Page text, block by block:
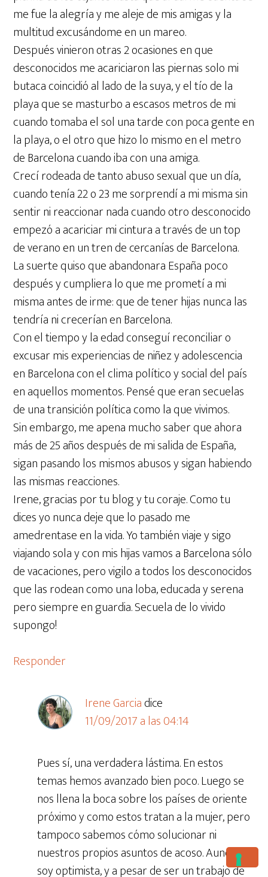
me fue la alegría y me aleje de mis amigas y la
multitud excusándome en un mareo.
Después vinieron otras 2 ocasiones en que
desconocidos me acariciaron las piernas solo mi
butaca coincidió al lado de la suya, y el tío de la
playa que se masturbo a escasos metros de mi
cuando tomaba el sol una tarde con poca gente en
la playa, o el otro que hizo lo mismo en el metro
de Barcelona cuando iba con una amiga.
Crecí rodeada de tanto abuso sexual que un día,
cuando tenía 22 o 23 me sorprendí a mi misma sin
sentir ni reaccionar nada cuando otro desconocido
empezó a acariciar mi cintura a través de un top
de verano en un tren de cercanías de Barcelona.
La suerte quiso que abandonara España poco
después y cumpliera lo que me prometí a mi
misma antes de irme: que de tener hijas nunca las
tendría ni crecerían en Barcelona.
Con el tiempo y la edad conseguí reconciliar o
excusar mis experiencias de niñez y adolescencia
en Barcelona con el clima político y social del país
en aquellos momentos. Pensé que eran secuelas
de una transición política como la que vivimos.
Sin embargo, me apena mucho saber que ahora
más de 25 años después de mi salida de España,
sigan pasando los mismos abusos y sigan habiendo
las mismas reacciones.
Irene, gracias por tu blog y tu coraje. Como tu
dices yo nunca deje que lo pasado me
amedrentase en la vida. Yo también viaje y sigo
viajando sola y con mis hijas vamos a Barcelona sólo
de vacaciones, pero vigilo a todos los desconocidos
que las rodean como una loba, educada y serena
pero siempre en guardia. Secuela de lo vivido
supongo!
Responder
Irene Garciadice
11/09/2017 a las 04:14
Pues sí, una verdadera lástima. En estos
temas hemos avanzado bien poco. Luego se
nos llena la boca sobre los países de oriente
próximo y como estos tratan a la mujer, pero
tampoco sabemos cómo solucionar ni
nuestros propios asuntos de acoso. Aunque
soy optimista, y a pesar de ser un trabajo de